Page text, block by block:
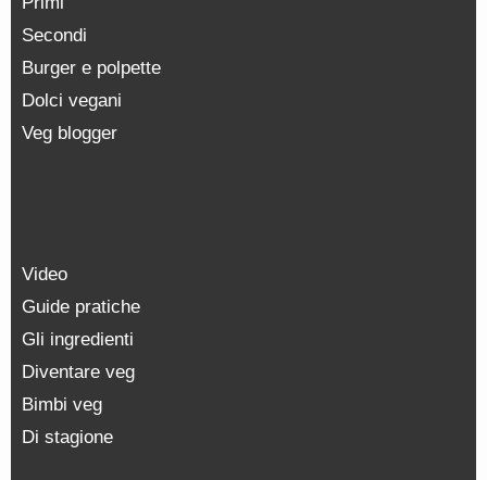
Secondi
Burger e polpette
Dolci vegani
Veg blogger
Video
Guide pratiche
Gli ingredienti
Diventare veg
Bimbi veg
Di stagione